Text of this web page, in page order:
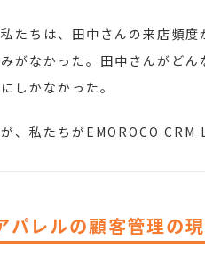
たちは、田中さんの来店頻
がなかった。田中さんがど
しかなかった。
、私たちがEMOROCO
パレルの顧客管理